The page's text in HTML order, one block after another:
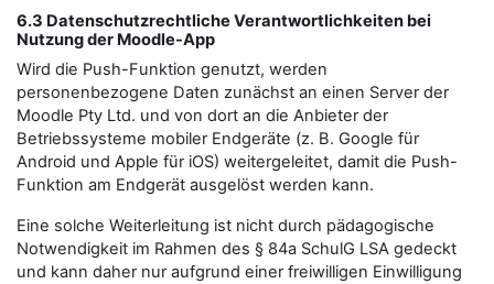
6.3 Datenschutzrechtliche Verantwortlichkeiten bei
Nutzung der Moodle-App
Wird die Push-Funktion genutzt, werden
personenbezogene Daten zunächst an einen Server der
Moodle Pty Ltd. und von dort an die Anbieter der
Betriebssysteme mobiler Endgeräte (z. B. Google für
Android und Apple für iOS) weitergeleitet, damit die Push-
Funktion am Endgerät ausgelöst werden kann.
Eine solche Weiterleitung ist nicht durch pädagogische
Notwendigkeit im Rahmen des § 84a SchulG LSA gedeckt
und kann daher nur aufgrund einer freiwilligen Einwilligung